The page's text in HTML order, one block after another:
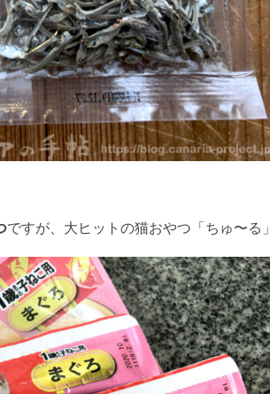
ですが、大ヒットの猫おやつ「ちゅ〜る